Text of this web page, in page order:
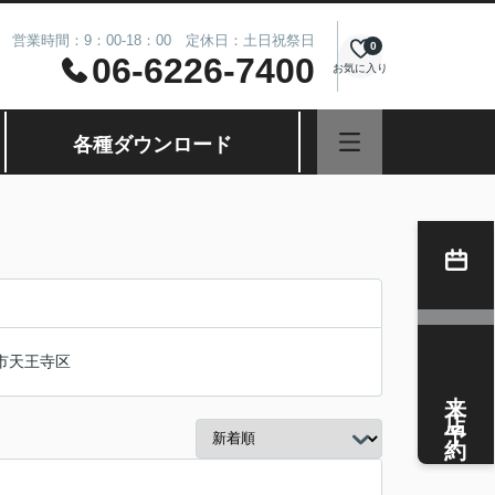
営業時間：9：00-18：00 定休日：土日祝祭日
06-6226-7400 お気に入り
0
各種ダウンロード
天王寺区
来店予約